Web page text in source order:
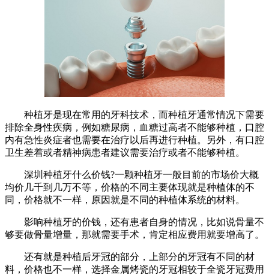
种植牙是现在常用的牙科技术，而种植牙通常情况下需要
排除全身性疾病，例如糖尿病，血糖过高者不能够种植，口腔
内有急性炎症者也需要在治疗以后再进行种植。另外，有口腔
卫生差着或者精神病患者建议需要治疗或者不能够种植。
深圳种植牙什么价钱?一颗种植牙一般目前的市场价大概
均价几千到几万不等，价格的不同主要体现就是种植体的不
同，价格就不一样，原因就是不同的种植体系统的材料。
影响种植牙的价钱，还有患者自身的情况，比如说骨量不
够要做骨量增量，那就需要手术，肯定相应费用就要增高了。
还有就是种植后牙冠的部分，上部分的牙冠有不同的材
料，价格也不一样，选择金属烤瓷的牙冠相较于全瓷牙冠费用